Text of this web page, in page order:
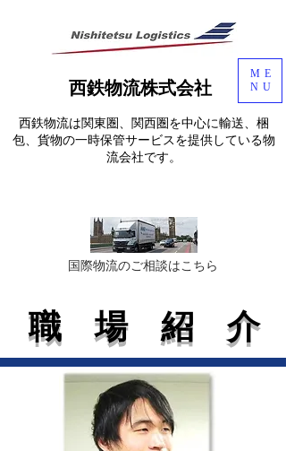
ME
NU
西鉄物流株式会社
西鉄物流は関東圏、関西圏を中心に輸送、梱
包、貨物の一時保管サービスを提供している物
流会社です。
​国際物流のご相談はこちら
職 場 紹 介